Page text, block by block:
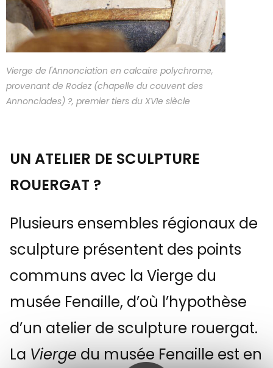
Vierge de l'Annonciation en calcaire polychrome,
provenant de Rodez (chapelle du couvent des
Annonciades) ?, premier tiers du XVIe siècle
UN ATELIER DE SCULPTURE
ROUERGAT ?
Plusieurs ensembles régionaux de
sculpture présentent des points
communs avec la Vierge du
musée Fenaille, d’où l’hypothèse
d’un atelier de sculpture rouergat.
La Vierge du musée Fenaille est en